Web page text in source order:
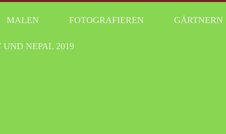
MALEN FOTOGRAFIEREN GÄRTNERN
UND NEPAL 2019